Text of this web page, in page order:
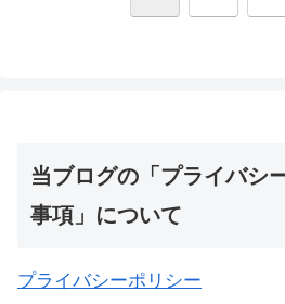
当ブログの「プライバシ
事項」について
プライバシーポリシー